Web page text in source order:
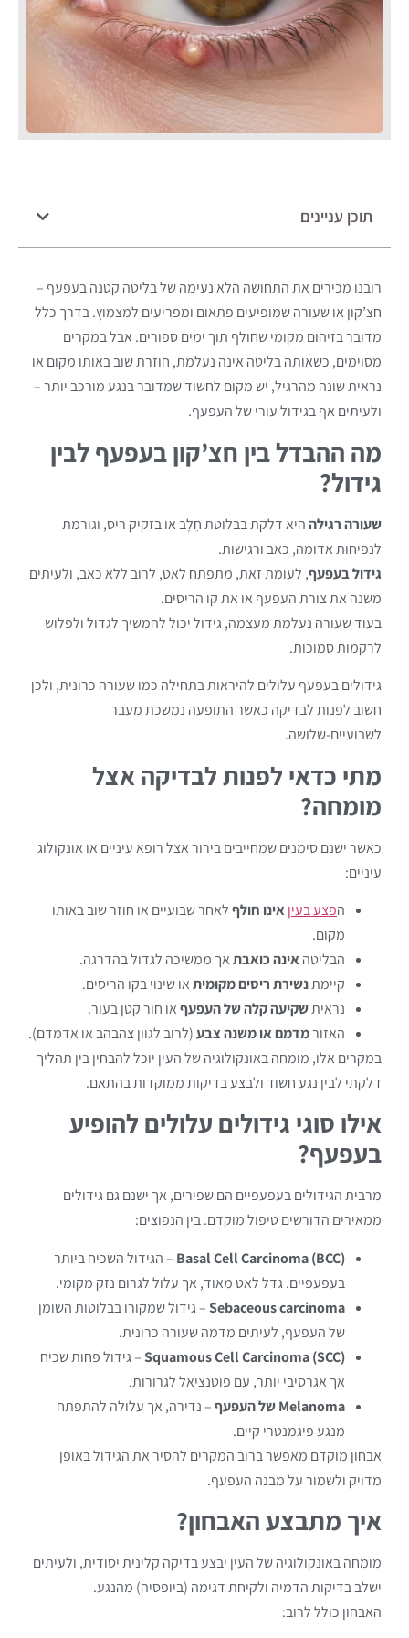
רובנו מכירים את התחושה הלא נעימה של בליטה קטנה בעפעף –
חצ’קון או שעורה שמופיעים פתאום ומפריעים למצמוץ. בדרך כלל
מדובר בזיהום מקומי שחולף תוך ימים ספורים. אבל במקרים
מסוימים, כשאותה בליטה אינה נעלמת, חוזרת שוב באותו מקום או
נראית שונה מהרגיל, יש מקום לחשוד שמדובר בנגע מורכב יותר –
ולעיתים אף בגידול עורי של העפעף.
מה ההבדל בין חצ’קון בעפעף לבין
גידול?
שעורה רגילההיא דלקת בבלוטת חֵלֶב או בזקיק ריס, וגורמת
לנפיחות אדומה, כאב ורגישות.
גידול בעפעף, לעומת זאת, מתפתח לאט, לרוב ללא כאב, ולעיתים
משנה את צורת העפעף או את קו הריסים.
בעוד שעורה נעלמת מעצמה, גידול יכול להמשיך לגדול ולפלוש
לרקמות סמוכות.
גידולים בעפעף עלולים להיראות בתחילה כמו שעורה כרונית, ולכן
חשוב לפנות לבדיקה כאשר התופעה נמשכת מעבר
לשבועיים-שלושה.
מתי כדאי לפנות לבדיקה אצל
מומחה?
כאשר ישנם סימנים שמחייבים בירור אצל רופא עיניים או אונקולוג
עיניים:
הפצע בעין אינו חולףלאחר שבועיים או חוזר שוב באותו
מקום.
הבליטה אינה כואבתאך ממשיכה לגדול בהדרגה.
קיימתנשירת ריסים מקומיתאו שינוי בקו הריסים.
נראיתשקיעה קלה של העפעףאו חור קטן בעור.
האזורמדמם או משנה צבע(לרוב לגוון צהבהב או אדמדם).
במקרים אלו, מומחה באונקולוגיה של העין יוכל להבחין בין תהליך
דלקתי לבין נגע חשוד ולבצע בדיקות ממוקדות בהתאם.
אילו סוגי גידולים עלולים להופיע
בעפעף?
מרבית הגידולים בעפעפיים הם שפירים, אך ישנם גם גידולים
ממאירים הדורשים טיפול מוקדם. בין הנפוצים:
Basal Cell Carcinoma (BCC) – הגידול השכיח ביותר
בעפעפיים. גדל לאט מאוד, אך עלול לגרום נזק מקומי.
Sebaceous carcinoma– גידול שמקורו בבלוטות השומן
של העפעף, לעיתים מדמה שעורה כרונית.
Squamous Cell Carcinoma (SCC)– גידול פחות שכיח
אך אגרסיבי יותר, עם פוטנציאל לגרורות.
Melanoma של העפעף
– נדירה, אך עלולה להתפתח
מנגע פיגמנטרי קיים.
אבחון מוקדם מאפשר ברוב המקרים להסיר את הגידול באופן
מדויק ולשמור על מבנה העפעף.
איך מתבצע האבחון?
מומחה באונקולוגיה של העין יבצע בדיקה קלינית יסודית, ולעיתים
ישלב בדיקות הדמיה ולקיחת דגימה (ביופסיה) מהנגע.
האבחון כולל לרוב:
תוכן עניינים